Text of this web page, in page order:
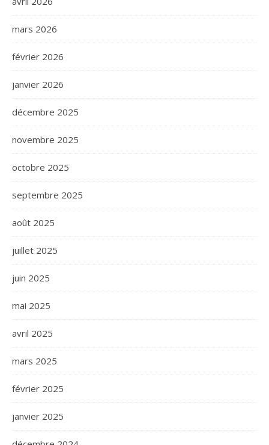
mars 2026
février 2026
janvier 2026
décembre 2025
novembre 2025
octobre 2025
septembre 2025
août 2025
juillet 2025
juin 2025
mai 2025
avril 2025
mars 2025
février 2025
janvier 2025